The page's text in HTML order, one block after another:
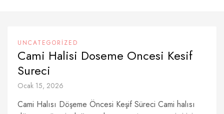
UNCATEGORIZED
Cami Halisi Doseme Oncesi Kesif
Sureci
Ocak 15, 2026
Cami Halısı Döşeme Öncesi Keşif Süreci Cami halısı